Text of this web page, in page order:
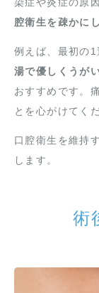
腔衛生を疎かに
例えば、最初の
湯で優しくうが
おすすめです。
とを心がけてく
口腔衛生を維持
します。
術